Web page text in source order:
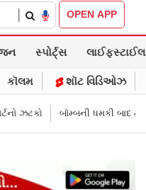
OPEN APP
સ્પોર્ટ્સ લાઈફસ્ટાઈલ
કૉલમ શૉટ વિડિઓઝ
ઍલર્ટ: શહેરની સુરક્ષા વધારી